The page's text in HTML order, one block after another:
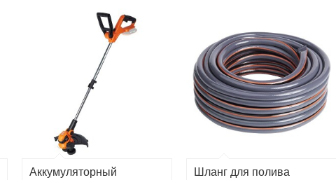
Аккумуляторный
Шланг для полива